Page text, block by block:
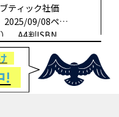
ティック社価
09/08ペー
） A4判ISBN
イリーからお出
活躍する秋冬服を
!